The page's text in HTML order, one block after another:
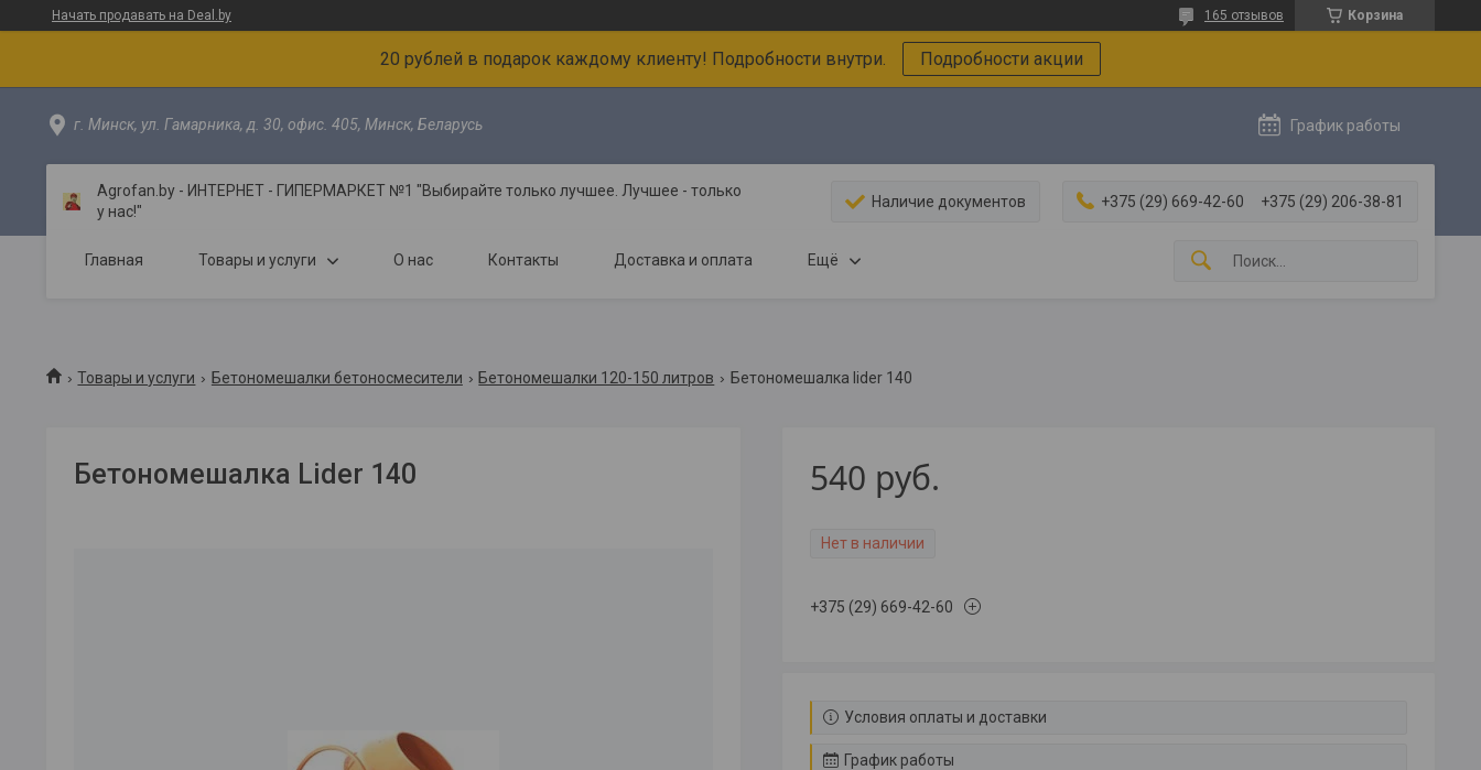
Начать продавать на Deal.by Корзина
165 отзывов
20 рублей в подарок каждому клиенту! Подробности внутри. Подробности акции
г. Минск, ул. Гамарника, д. 30, офис. 405, Минск, Беларусь График работы
Agrofan.by - ИНТЕРНЕТ - ГИПЕРМАРКЕТ №1 "Выбирайте только лучшее. Лучшее - только
у нас!"
Наличие документов +375 (29) 669-42-60 +375 (29) 206-38-81
Главная Товары и услуги О нас Контакты Доставка и оплата Ещё
Товары и услуги Бетономешалки бетоносмесители Бетономешалки 120-150 литров Бетономешалка lider 140
Бетономешалка Lider 140 540 руб.
Нет в наличии
+375 (29) 669-42-60
Условия оплаты и доставки
График работы